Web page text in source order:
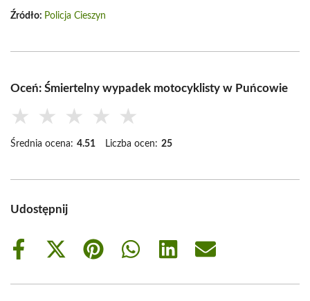
Źródło: Policja Cieszyn
Oceń: Śmiertelny wypadek motocyklisty w Puńcowie
★ ★ ★ ★ ★
Średnia ocena: 4.51 Liczba ocen: 25
Udostępnij
Share
Share
(Twitter)
Share
Share
Share
Share